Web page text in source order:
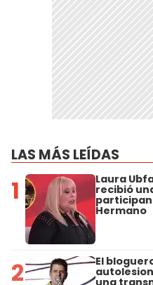
LAS MÁS LEÍDAS
1 Laura
recibió
Hermano
2 El